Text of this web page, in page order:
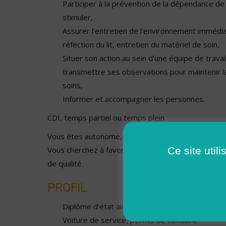
Participer à la prévention de la dépendance
stimuler,
Assurer l'entretien de l’environnement
réfection du lit, entretien du matériel de soin,
Situer son action au sein d’une équipe de
transmettre ses observations pour maintenir
soins,
Informer et accompagner les personnes.
CDI, temps partiel ou temps plein
Vous êtes autonome, réactif, et avez une forte
Vous cherchez à favoriser le travail d’équipe afin
de qualité.
PROFIL
Diplôme d'état aide soignant
Voiture de service, permis de conduire
Ce site